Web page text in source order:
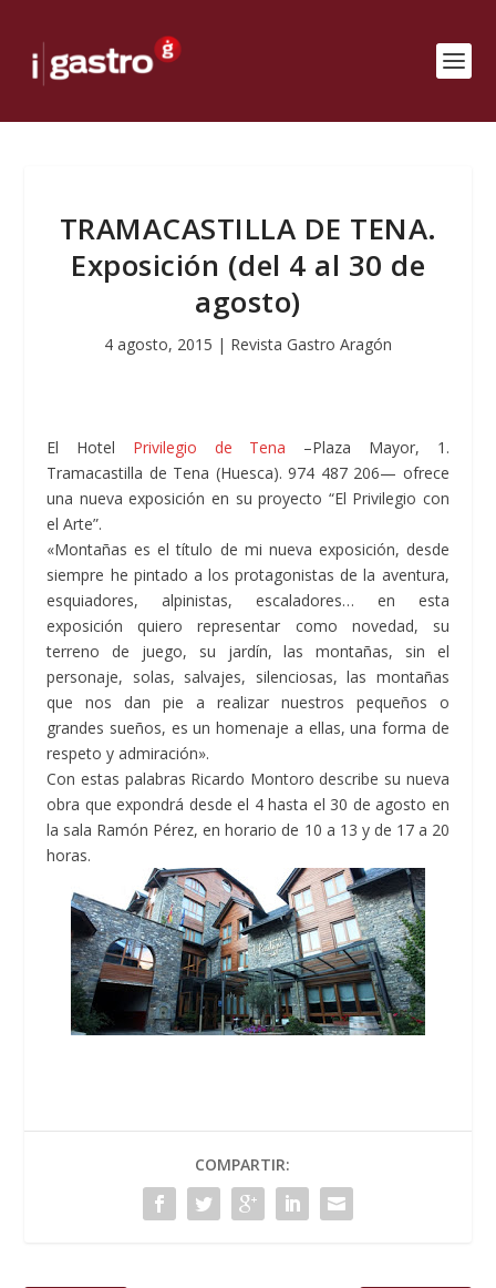
TRAMACASTILLA DE TENA.
Exposición (del 4 al 30 de
agosto)
4 agosto, 2015 | Revista Gastro Aragón
El Hotel Privilegio de Tena –Plaza Mayor, 1.
Tramacastilla de Tena (Huesca). 974 487 206— ofrece
una nueva exposición en su proyecto “El Privilegio con
el Arte”.
«Montañas es el título de mi nueva exposición, desde
siempre he pintado a los protagonistas de la aventura,
esquiadores, alpinistas, escaladores… en esta
exposición quiero representar como novedad, su
terreno de juego, su jardín, las montañas, sin el
personaje, solas, salvajes, silenciosas, las montañas
que nos dan pie a realizar nuestros pequeños o
grandes sueños, es un homenaje a ellas, una forma de
respeto y admiración».
Con estas palabras Ricardo Montoro describe su nueva
obra que expondrá desde el 4 hasta el 30 de agosto en
la sala Ramón Pérez, en horario de 10 a 13 y de 17 a 20
horas.
COMPARTIR: